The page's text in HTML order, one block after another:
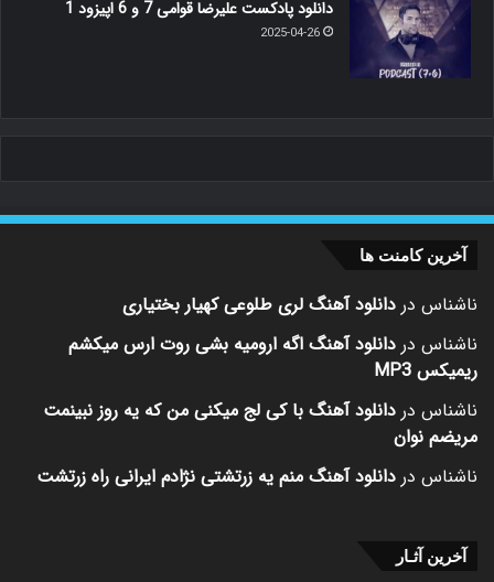
دانلود پادکست علیرضا قوامی 7 و 6 اپیزود 1
2025-04-26
آخرین کامنت ها
ناشناس در دانلود آهنگ لری طلوعی کهیار بختیاری
ناشناس در دانلود آهنگ اگه ارومیه بشی روت ارس میکشم
ریمیکس MP3
ناشناس در دانلود آهنگ با کی لج میکنی من که یه روز نبینمت
مریضم نوان
ناشناس در دانلود آهنگ منم یه زرتشتی نژادم ایرانی راه زرتشت
آخرین آثـار